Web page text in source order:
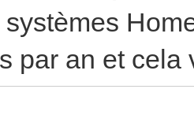
systèmes
par an et